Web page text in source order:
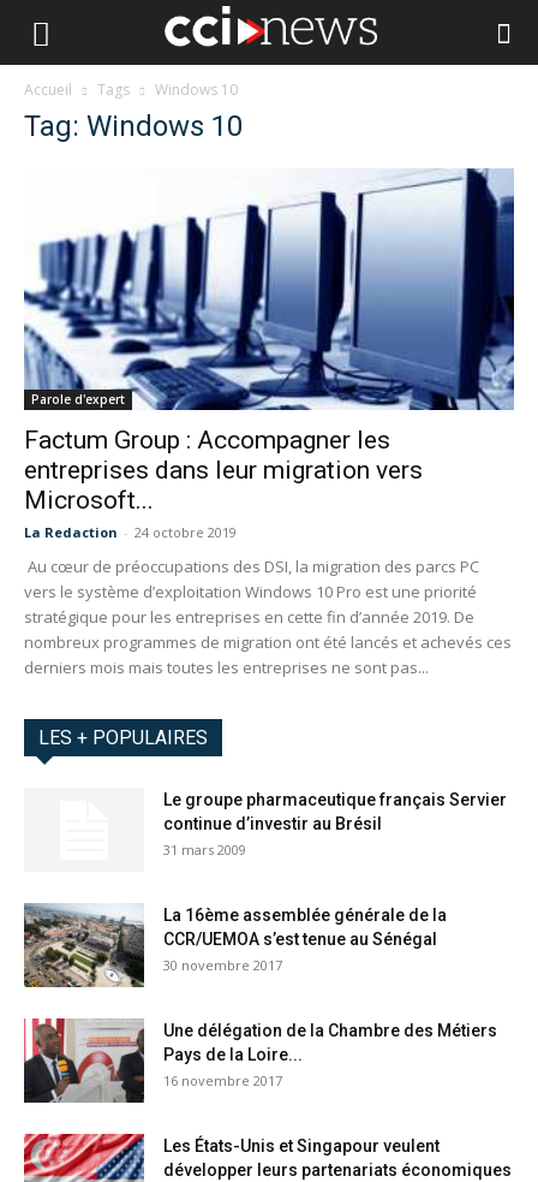
Accueil Tags Windows 10
Tag: Windows 10
Parole d'expert
Factum Group : Accompagner les
entreprises dans leur migration vers
Microsoft...
La Redaction - 24 octobre 2019
Au cœur de préoccupations des DSI, la migration des parcs PC
vers le système d’exploitation Windows 10 Pro est une priorité
stratégique pour les entreprises en cette fin d’année 2019. De
nombreux programmes de migration ont été lancés et achevés ces
derniers mois mais toutes les entreprises ne sont pas...
LES + POPULAIRES
Le groupe pharmaceutique français Servier
continue d’investir au Brésil
31 mars 2009
La 16ème assemblée générale de la
CCR/UEMOA s’est tenue au Sénégal
30 novembre 2017
Une délégation de la Chambre des Métiers
Pays de la Loire...
16 novembre 2017
Les États-Unis et Singapour veulent
développer leurs partenariats économiques